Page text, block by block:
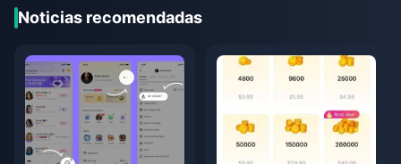
Noticias recomendadas